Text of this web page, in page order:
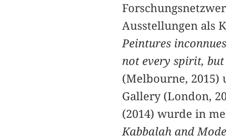
Ausstellungen als
Peintures
not every spirit,
(Melbourne, 2015)
Gallery (London,
(2014) wurde in
Kabbalah and